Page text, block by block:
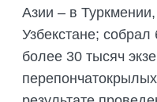
Азии – в
Узбекстане;
более 30 тысяч